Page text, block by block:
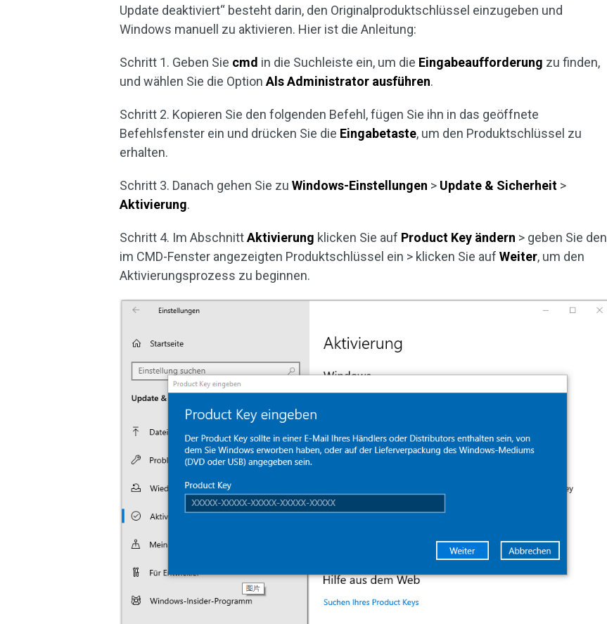
Update deaktiviert“ besteht darin, den Originalproduktschlüssel einzugeben und
Windows manuell zu aktivieren. Hier ist die Anleitung:
Schritt 1. Geben Sie cmd in die Suchleiste ein, um die Eingabeaufforderung zu finden,
und wählen Sie die OptionAls Administrator ausführen.
Schritt 2. Kopieren Sie den folgenden Befehl, fügen Sie ihn in das geöffnete
Befehlsfenster ein und drücken Sie die Eingabetaste, um den Produktschlüssel zu
erhalten.
Schritt 3. Danach gehen Sie zuWindows-Einstellungen > Update & Sicherheit >
Aktivierung.
Schritt 4. Im AbschnittAktivierung klicken Sie auf Product Key ändern > geben Sie den
im CMD-Fenster angezeigten Produktschlüssel ein > klicken Sie aufWeiter, um den
Aktivierungsprozess zu beginnen.